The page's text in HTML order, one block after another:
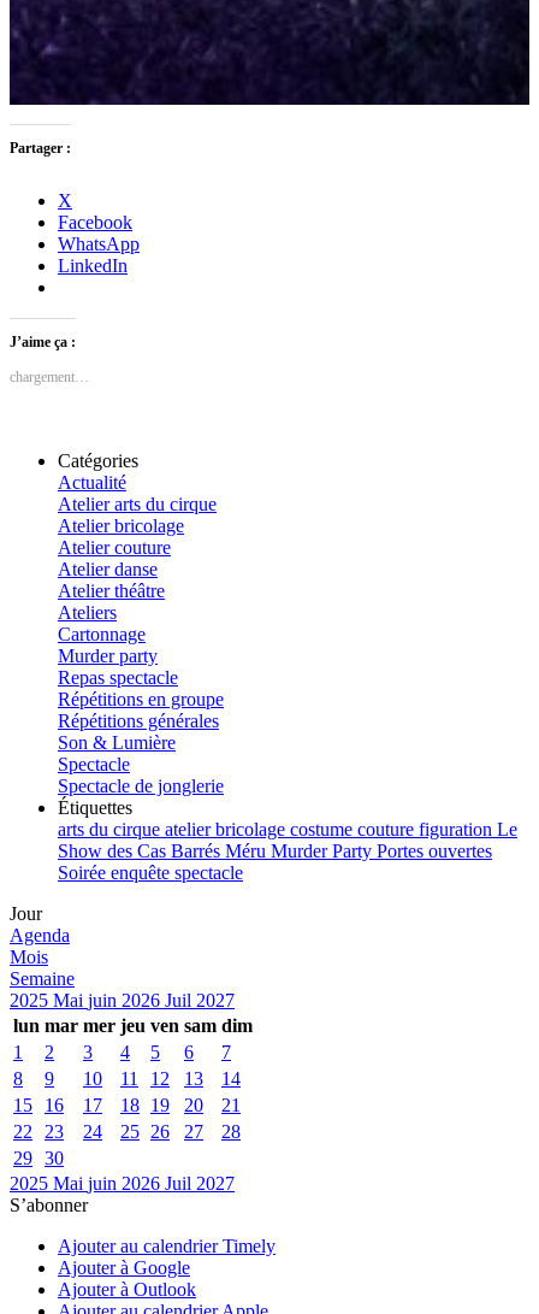
Partager :
X
Facebook
WhatsApp
LinkedIn
J’aime ça :
chargement…
Catégories
Actualité
Atelier arts du cirque
Atelier bricolage
Atelier couture
Atelier danse
Atelier théâtre
Ateliers
Cartonnage
Murder party
Repas spectacle
Répétitions en groupe
Répétitions générales
Son & Lumière
Spectacle
Spectacle de jonglerie
Étiquettes
arts du cirque atelierbricolage costume couture figuration Le
Show des Cas Barrés Méru Murder Party Portes ouvertes
Soirée enquête spectacle
Jour
Agenda
Mois
Semaine
2025 Mai juin 2026 Juil 2027
lun mar mer jeu ven sam dim
1
2 3 4 5 6
7
8
9 10 11 12 13
14
15
16 17 18 19 20
21
22
23 24 25 26 27
28
29 30
2025 Mai juin 2026 Juil 2027
S’abonner
Ajouter au calendrier Timely
Ajouter à Google
Ajouter à Outlook